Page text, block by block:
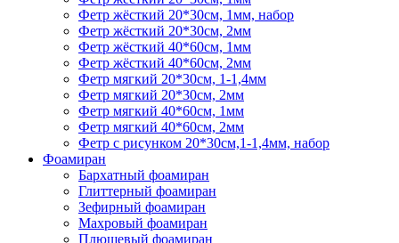
Фетр жёсткий 20*30см, 1мм, набор
Фетр жёсткий 20*30см, 2мм
Фетр жёсткий 40*60см, 1мм
Фетр жёсткий 40*60см, 2мм
Фетр мягкий 20*30см, 1-1,4мм
Фетр мягкий 20*30см, 2мм
Фетр мягкий 40*60см, 1мм
Фетр мягкий 40*60см, 2мм
Фетр с рисунком 20*30см,1-1,4мм, набор
Фоамиран
Бархатный фоамиран
Глиттерный фоамиран
Зефирный фоамиран
Махровый фоамиран
Плюшевый фоамиран